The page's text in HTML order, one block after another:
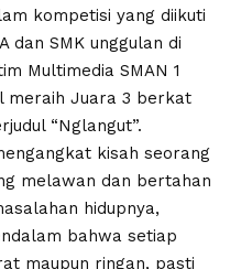
kompetisi yang diikuti
dan SMK unggulan di
Multimedia SMAN 1
meraih Juara 3 berkat
“Nglangut”.
kisah seorang
melawan dan bertahan
hidupnya,
bahwa setiap
maupun ringan, pasti